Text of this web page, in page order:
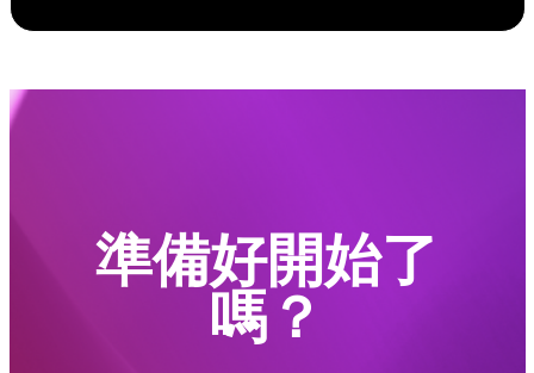
準備好開始了
嗎？